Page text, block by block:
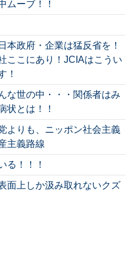
ムーブ！！
本政府・企業は猛反省を！
ここにあり！JCIAはこうい
！
な世の中・・・関係者はみ
状とは！！
りも、ニッポン社会主義
主義路線
る！！！
面上しか汲み取れないクズ